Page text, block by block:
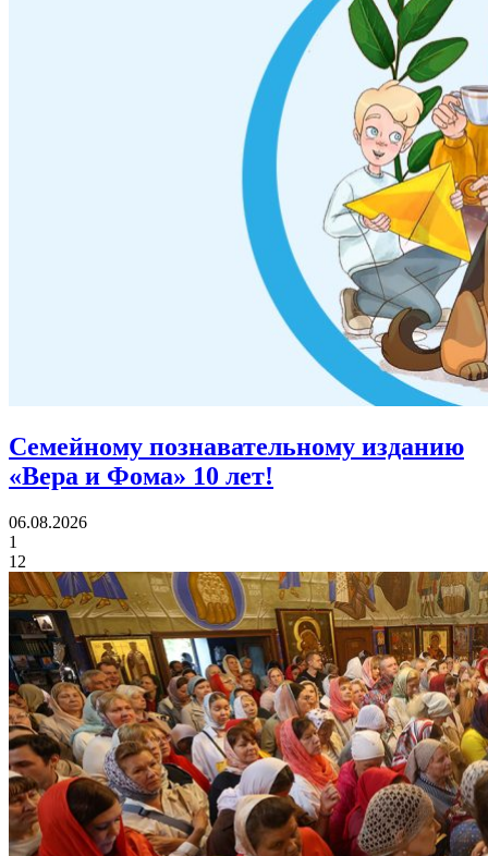
Семейному познавательному изданию
«Вера и Фома» 10 лет!
06.08.2026
1
12